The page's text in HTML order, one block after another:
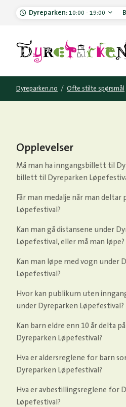
Dyreparken: 10:00 - 19:00
Dyreparken.no / Ofte stilte spørsmål
Opplevelser
Må man ha inngangsbillett til
billett til Dyreparken
Får man medalje når man deltar
Løpefestival?
Kan man gå distansene under
Løpefestival, eller må man løpe?
Kan man løpe med vogn under
Løpefestival?
Hvor kan publikum uten
under Dyreparken Løpefestival?
Kan barn eldre enn 10 år delta
Dyreparken Løpefestival?
Hva er aldersreglene for barn
Dyreparken Løpefestival?
Hva er avbestillingsreglene for
Løpefestival?